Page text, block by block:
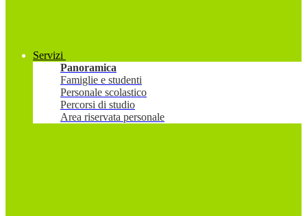
Servizi
Panoramica
Famiglie e studenti
Personale scolastico
Percorsi di studio
Area riservata personale